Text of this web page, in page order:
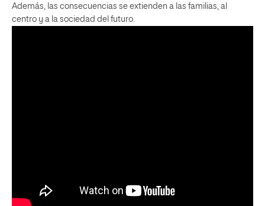
Además, las consecuencias se extienden a las familias, al
centro y a la sociedad del futuro.